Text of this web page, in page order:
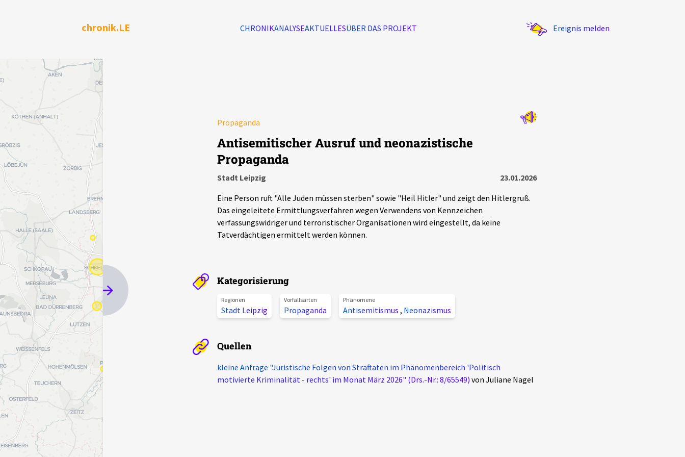
chronik.LE CHRONIKANALYSEAKTUELLESÜBER DAS PROJEKT Ereignis melden
Propaganda
Antisemitischer Ausruf und neonazistische
Propaganda
Stadt Leipzig
23.01.2026
Eine Person ruft "Alle Juden müssen sterben" sowie "Heil Hitler" und zeigt den Hitlergruß.
Das eingeleitete Ermittlungsverfahren wegen Verwendens von Kennzeichen
verfassungswidriger und terroristischer Organisationen wird eingestellt, da keine
Tatverdächtigen ermittelt werden können.
Kategorisierung
Regionen
Stadt Leipzig
Vorfallsarten
Propaganda
Phänomene
Antisemitismus , Neonazismus
Quellen
kleine Anfrage "Juristische Folgen von Straftaten im Phänomenbereich 'Politisch
motivierte Kriminalität - rechts' im Monat März 2026" (Drs.-Nr.: 8/65549) von Juliane Nagel